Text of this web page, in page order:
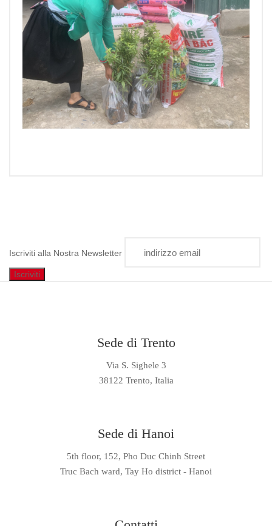
Iscriviti alla Nostra Newsletter
Sede di Trento
Via S. Sighele 3
38122 Trento, Italia
Sede di Hanoi
5th floor, 152, Pho Duc Chinh Street
Truc Bach ward, Tay Ho district - Hanoi